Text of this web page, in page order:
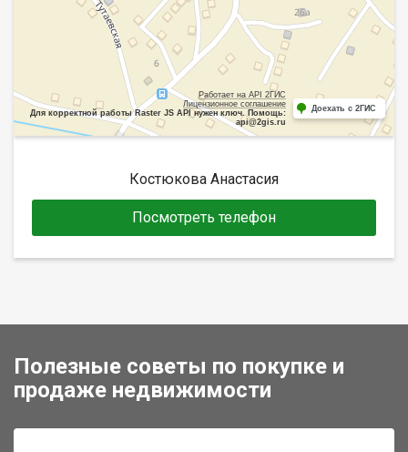
Работает на API 2ГИС
Лицензионное соглашение
Для корректной работы Raster JS API нужен ключ. Помощь:
api@2gis.ru
Доехать с 2ГИС
Костюкова Анастасия
Посмотреть телефон
Полезные советы по покупке и
продаже недвижимости